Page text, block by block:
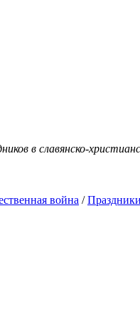
в славянско-
война /Праздники